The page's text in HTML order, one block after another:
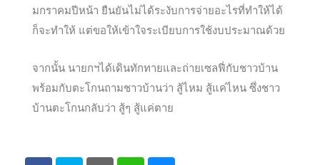
มกราคมปีหน้า ยืนยันไม่ได้ระงับการจ่ายอะไรที่ทำให้ได้
ก็จะทำให้ แต่ขอให้เข้าใจระเบียบการใช้งบประมาณด้วย
จากนั้น นายกฯได้เดินทักทายและถ่ายเซลฟี่กับชาวบ้าน
พร้อมกับตะโกนถามชาวบ้านว่า สู้ไหม สู้แค่ไหน ซึ่งชาว
บ้านตะโกนกลับว่า สู้ๆ สู้แค่ตาย